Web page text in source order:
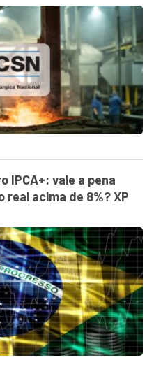
IPCA+: vale a pena
acima de 8%? XP